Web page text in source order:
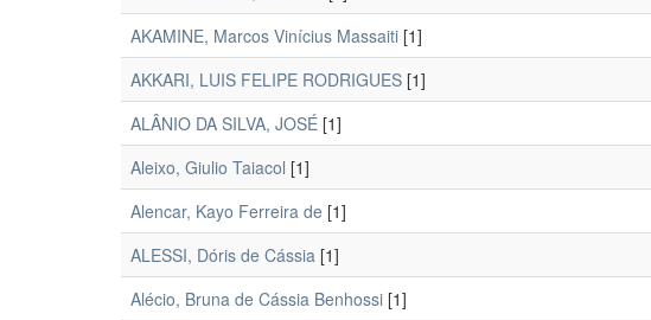
AKAMINE, Marcos Vinícius Massaiti [1]
AKKARI, LUIS FELIPE RODRIGUES [1]
ALÂNIO DA SILVA, JOSÉ [1]
Aleixo, Giulio Taiacol [1]
Alencar, Kayo Ferreira de [1]
ALESSI, Dóris de Cássia [1]
Alécio, Bruna de Cássia Benhossi [1]